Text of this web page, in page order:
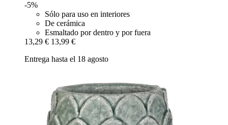
-5%
Sólo para uso en interiores
De cerámica
Esmaltado por dentro y por fuera
13,29 € 13,99 €
Entrega hasta el 18 agosto